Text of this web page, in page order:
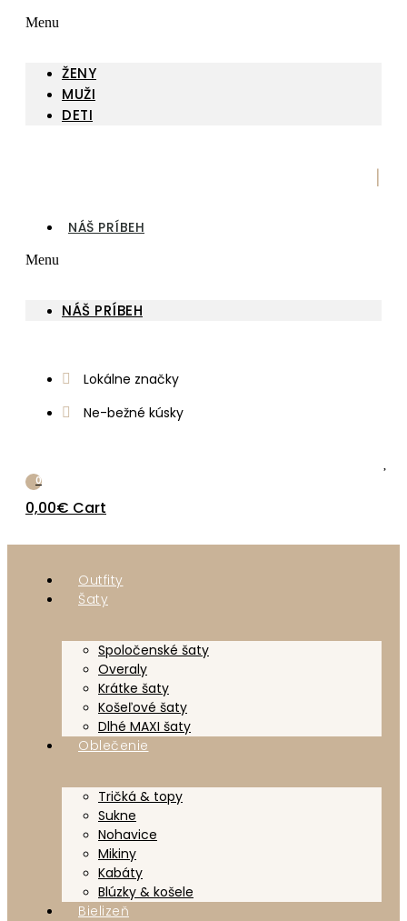
Menu
ŽENY
MUŽI
DETI
NÁŠ PRÍBEH
Menu
NÁŠ PRÍBEH
Lokálne značky
Ne-bežné kúsky
0
0,00€ Cart
Outfity
Šaty
Spoločenské šaty
Overaly
Krátke šaty
Košeľové šaty
Dlhé MAXI šaty
Oblečenie
Tričká & topy
Sukne
Nohavice
Mikiny
Kabáty
Blúzky & košele
Bielizeň